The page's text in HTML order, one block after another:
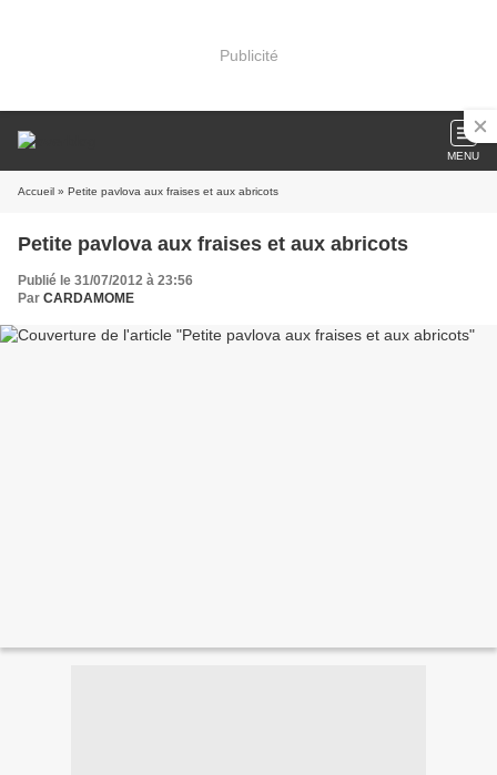
Publicité
MENU
Accueil » Petite pavlova aux fraises et aux abricots
Petite pavlova aux fraises et aux abricots
Publié le 31/07/2012 à 23:56
Par CARDAMOME